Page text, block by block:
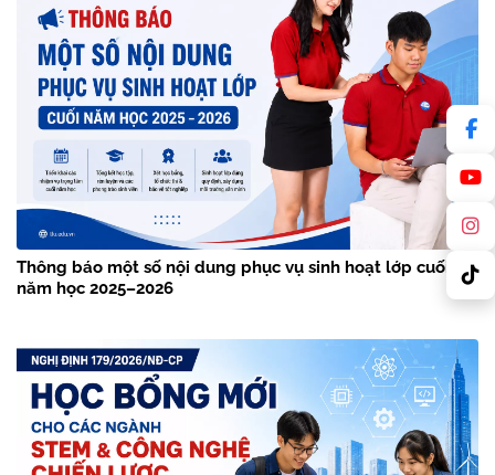
Thông báo một số nội dung phục vụ sinh hoạt lớp cuối
năm học 2025–2026